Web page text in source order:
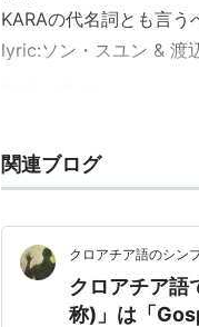
KARAの代名詞とも言う
lyric:ソン・スユン & 渡
ミスター
鉄拳５有名プレイヤー
「ミスター」（ファラ
3やTAGでも小平を中
関連ブログ
クロアチア語のシン
クロアチア語
称)」は「